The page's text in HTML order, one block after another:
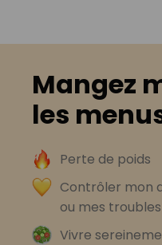
Mangez
les
Perte de poids
Contrôler mon
ou mes
Vivre